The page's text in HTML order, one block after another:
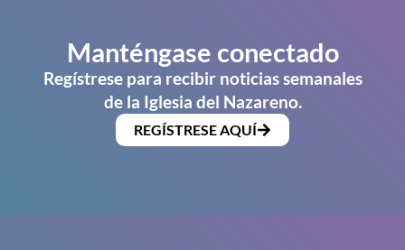
Manténgase conectado
Regístrese para recibir noticias semanales
de la Iglesia del Nazareno.
REGÍSTRESE AQUÍ